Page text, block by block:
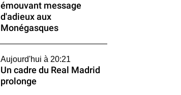
émouvant message
d'adieux aux
Monégasques
Aujourd'hui à 20:21
Un cadre du Real Madrid
prolonge